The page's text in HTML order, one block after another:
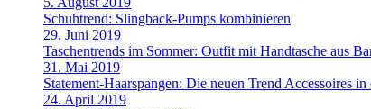
Schuhtrend: Slingback-Pumps kombinieren
29. Juni 2019
Taschentrends im Sommer: Outfit mit Handtasche aus
31. Mai 2019
Statement-Haarspangen: Die neuen Trend Accessoires
24. April 2019